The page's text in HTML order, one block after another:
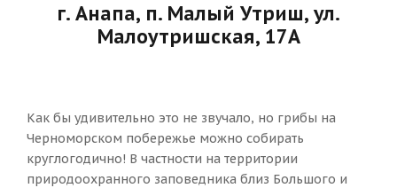
г. Анапа, п. Малый Утриш, ул.
Малоутришская, 17А
Как бы удивительно это не звучало, но грибы на
Черноморском побережье можно собирать
круглогодично! В частности на территории
природоохранного заповедника близ Большого и